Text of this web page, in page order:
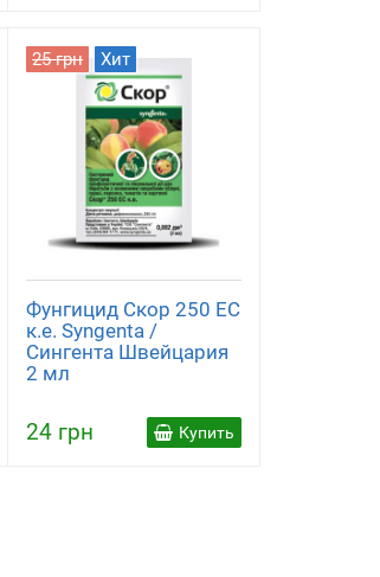
25 грн Хит
Фунгицид Скор 250 ЕС
к.е. Syngenta /
Сингента Швейцария
2 мл
24 грн Купить